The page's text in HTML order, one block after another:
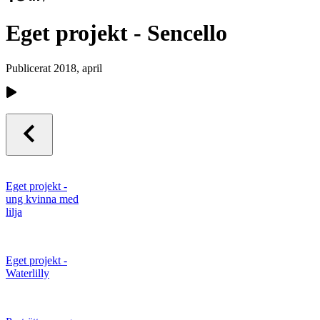
Eget projekt - Sencello
Publicerat 2018, april
Eget projekt -
ung kvinna med
lilja
Eget projekt -
Waterlilly